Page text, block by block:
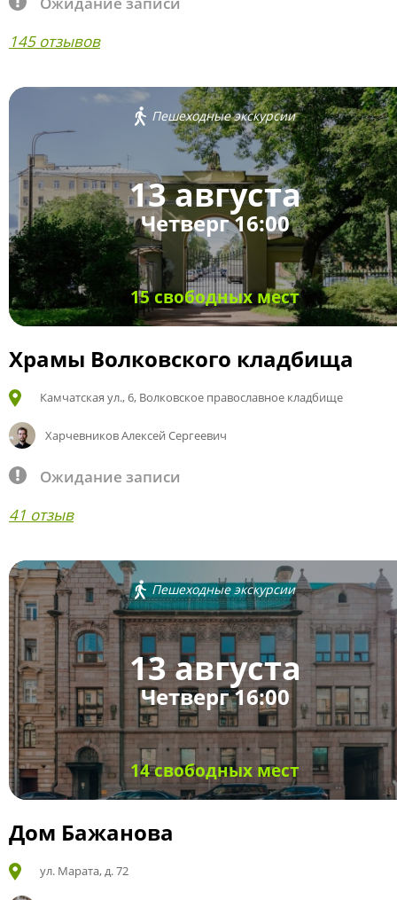
145 отзывов
Пешеходные экскурсии
13 августа
Четверг 16:00
15 свободных мест
Храмы Волковского кладбища
Камчатская ул., 6, Волковское православное кладбище
Харчевников Алексей Сергеевич
Ожидание записи
41 отзыв
Пешеходные экскурсии
13 августа
Четверг 16:00
14 свободных мест
Дом Бажанова
ул. Марата, д. 72